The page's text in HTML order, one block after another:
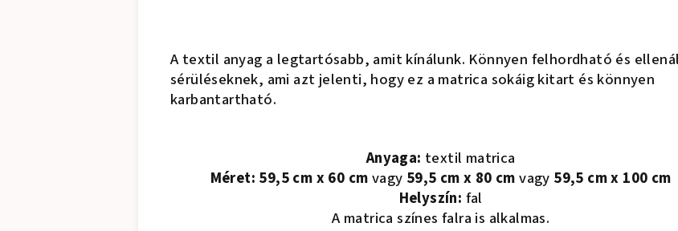
A textil anyag a legtartósabb, amit kínálunk. Könnyen felhordható és
sérüléseknek, ami azt jelenti, hogy ez a matrica sokáig kitart és könnyen
karbantartható.
Anyaga: textil matrica
Méret: 59,5 cm x 60 cmvagy 59,5 cm x 80 cmvagy 59,5 cm x 100 cm
Helyszín: fal
A matrica színes falra is alkalmas.